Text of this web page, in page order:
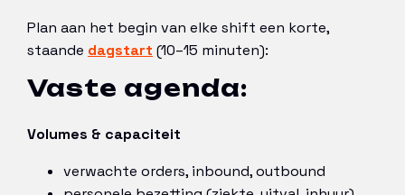
Plan aan het begin van elke shift een korte,
staande dagstart (10–15 minuten):
Vaste agenda:
Volumes & capaciteit
verwachte orders, inbound, outbound